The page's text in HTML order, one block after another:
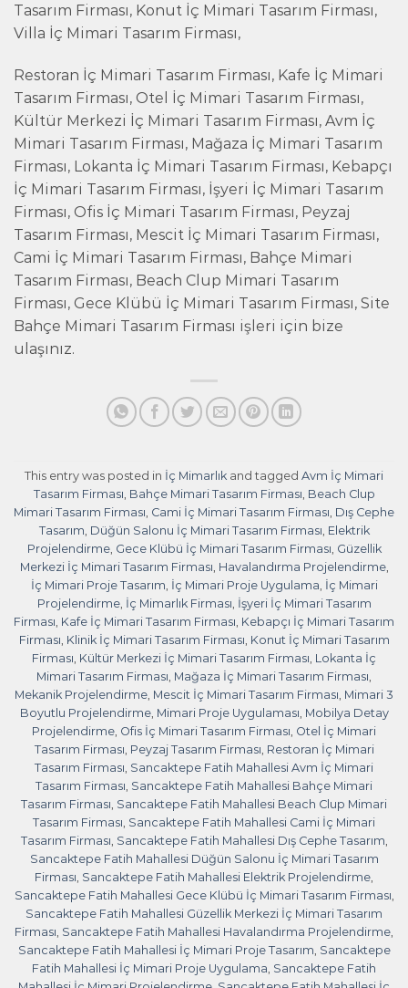
Tasarım Firması, Konut İç Mimari Tasarım Firması,
Villa İç Mimari Tasarım Firması,
Restoran İç Mimari Tasarım Firması, Kafe İç Mimari
Tasarım Firması, Otel İç Mimari Tasarım Firması,
Kültür Merkezi İç Mimari Tasarım Firması, Avm İç
Mimari Tasarım Firması, Mağaza İç Mimari Tasarım
Firması, Lokanta İç Mimari Tasarım Firması, Kebapçı
İç Mimari Tasarım Firması, İşyeri İç Mimari Tasarım
Firması, Ofis İç Mimari Tasarım Firması, Peyzaj
Tasarım Firması, Mescit İç Mimari Tasarım Firması,
Cami İç Mimari Tasarım Firması, Bahçe Mimari
Tasarım Firması, Beach Clup Mimari Tasarım
Firması, Gece Klübü İç Mimari Tasarım Firması, Site
Bahçe Mimari Tasarım Firması işleri için bize
ulaşınız.
This entry was posted in İç Mimarlık and tagged Avm İç Mimari
Tasarım Firması, Bahçe Mimari Tasarım Firması, Beach Clup
Mimari Tasarım Firması, Cami İç Mimari Tasarım Firması, Dış Cephe
Tasarım, Düğün Salonu İç Mimari Tasarım Firması, Elektrik
Projelendirme, Gece Klübü İç Mimari Tasarım Firması, Güzellik
Merkezi İç Mimari Tasarım Firması, Havalandırma Projelendirme,
İç Mimari Proje Tasarım, İç Mimari Proje Uygulama, İç Mimari
Projelendirme, İç Mimarlık Firması, İşyeri İç Mimari Tasarım
Firması, Kafe İç Mimari Tasarım Firması, Kebapçı İç Mimari Tasarım
Firması, Klinik İç Mimari Tasarım Firması, Konut İç Mimari Tasarım
Firması, Kültür Merkezi İç Mimari Tasarım Firması, Lokanta İç
Mimari Tasarım Firması, Mağaza İç Mimari Tasarım Firması,
Mekanik Projelendirme, Mescit İç Mimari Tasarım Firması, Mimari 3
Boyutlu Projelendirme, Mimari Proje Uygulaması, Mobilya Detay
Projelendirme, Ofis İç Mimari Tasarım Firması, Otel İç Mimari
Tasarım Firması, Peyzaj Tasarım Firması, Restoran İç Mimari
Tasarım Firması, Sancaktepe Fatih Mahallesi Avm İç Mimari
Tasarım Firması, Sancaktepe Fatih Mahallesi Bahçe Mimari
Tasarım Firması, Sancaktepe Fatih Mahallesi Beach Clup Mimari
Tasarım Firması, Sancaktepe Fatih Mahallesi Cami İç Mimari
Tasarım Firması, Sancaktepe Fatih Mahallesi Dış Cephe Tasarım,
Sancaktepe Fatih Mahallesi Düğün Salonu İç Mimari Tasarım
Firması, Sancaktepe Fatih Mahallesi Elektrik Projelendirme,
Sancaktepe Fatih Mahallesi Gece Klübü İç Mimari Tasarım Firması,
Sancaktepe Fatih Mahallesi Güzellik Merkezi İç Mimari Tasarım
Firması, Sancaktepe Fatih Mahallesi Havalandırma Projelendirme,
Sancaktepe Fatih Mahallesi İç Mimari Proje Tasarım, Sancaktepe
Fatih Mahallesi İç Mimari Proje Uygulama, Sancaktepe Fatih